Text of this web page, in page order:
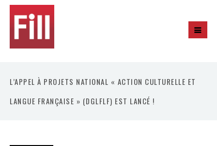
L’APPEL À PROJETS NATIONAL « ACTION CULTURELLE ET
LANGUE FRANÇAISE » (DGLFLF) EST LANCÉ !